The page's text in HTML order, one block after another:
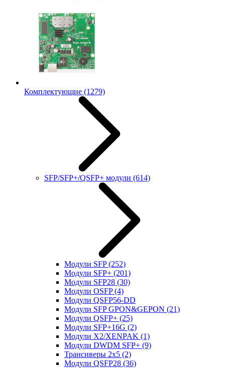
Комплектующие (1279)
SFP/SFP+/QSFP+ модули (614)
Модули SFP(252)
Модули SFP+ (201)
Модули SFP28 (30)
Модули OSFP(4)
Модули QSFP56-DD
Модули SFP GPON&GEPON (21)
Модули QSFP+ (25)
Модули SFP+16G (2)
Модули X2/XENPAK (1)
Модули DWDM SFP+ (9)
Трансиверы 2x5 (2)
Модули QSFP28 (36)